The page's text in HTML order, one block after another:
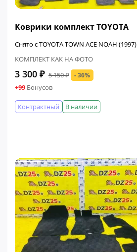
Коврики комплект TOYOTA
Снято с TOYOTA TOWN ACE NOAH (1997)
КОМПЛЕКТ КАК НА ФОТО
3 300 ₽ 5 150 ₽ - 36%
+99 Бонусов
В наличии
Контрактный